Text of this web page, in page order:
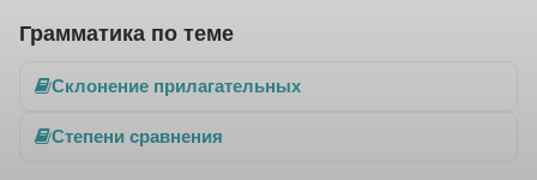
Грамматика по теме
Склонение прилагательных
Степени сравнения